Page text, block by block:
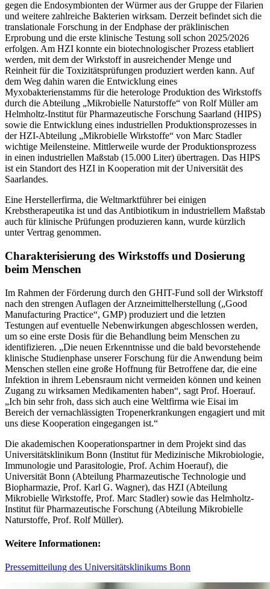
gegen die Endosymbionten der Würmer aus der Gruppe der Filarien
und weitere zahlreiche Bakterien wirksam. Derzeit befindet sich die
translationale Forschung in der Endphase der präklinischen
Erprobung und die erste klinische Testung soll schon 2025/2026
erfolgen. Am HZI konnte ein biotechnologischer Prozess etabliert
werden, mit dem der Wirkstoff in ausreichender Menge und
Reinheit für die Toxizitätsprüfungen produziert werden kann. Auf
dem Weg dahin waren die Entwicklung eines
Myxobakterienstamms für die heterologe Produktion des Wirkstoffs
durch die Abteilung „Mikrobielle Naturstoffe“ von Rolf Müller am
Helmholtz-Institut für Pharmazeutische Forschung Saarland (HIPS)
sowie die Entwicklung eines industriellen Produktionsprozesses in
der HZI-Abteilung „Mikrobielle Wirkstoffe“ von Marc Stadler
wichtige Meilensteine. Mittlerweile wurde der Produktionsprozess
in einen industriellen Maßstab (15.000 Liter) übertragen. Das HIPS
ist ein Standort des HZI in Kooperation mit der Universität des
Saarlandes.
Eine Herstellerfirma, die Weltmarktführer bei einigen
Krebstherapeutika ist und das Antibiotikum in industriellem Maßstab
auch für klinische Prüfungen produzieren kann, wurde kürzlich
unter Vertrag genommen.
Charakterisierung des Wirkstoffs und Dosierung
beim Menschen
Im Rahmen der Förderung durch den GHIT-Fund soll der Wirkstoff
nach den strengen Auflagen der Arzneimittelherstellung („Good
Manufacturing Practice“, GMP) produziert und die letzten
Testungen auf eventuelle Nebenwirkungen abgeschlossen werden,
um so eine erste Dosis für die Behandlung beim Menschen zu
identifizieren. „Die neuen Erkenntnisse und die bald bevorstehende
klinische Studienphase unserer Forschung für die Anwendung beim
Menschen stellen eine große Hoffnung für Betroffene dar, die eine
Infektion in ihrem Lebensraum nicht vermeiden können und keinen
Zugang zu wirksamen Medikamenten haben“, sagt Prof. Hoerauf.
„Ich bin sehr froh, dass sich auch eine Weltfirma wie Eisai im
Bereich der vernachlässigten Tropenerkrankungen engagiert und mit
uns diese Kooperation eingegangen ist.“
Die akademischen Kooperationspartner in dem Projekt sind das
Universitätsklinikum Bonn (Institut für Medizinische Mikrobiologie,
Immunologie und Parasitologie, Prof. Achim Hoerauf), die
Universität Bonn (Abteilung Pharmazeutische Technologie und
Biopharmazie, Prof. Karl G. Wagner), das HZI (Abteilung
Mikrobielle Wirkstoffe, Prof. Marc Stadler) sowie das Helmholtz-
Institut für Pharmazeutische Forschung (Abteilung Mikrobielle
Naturstoffe, Prof. Rolf Müller).
Weitere Informationen:
Pressemitteilung des Universitätsklinikums Bonn